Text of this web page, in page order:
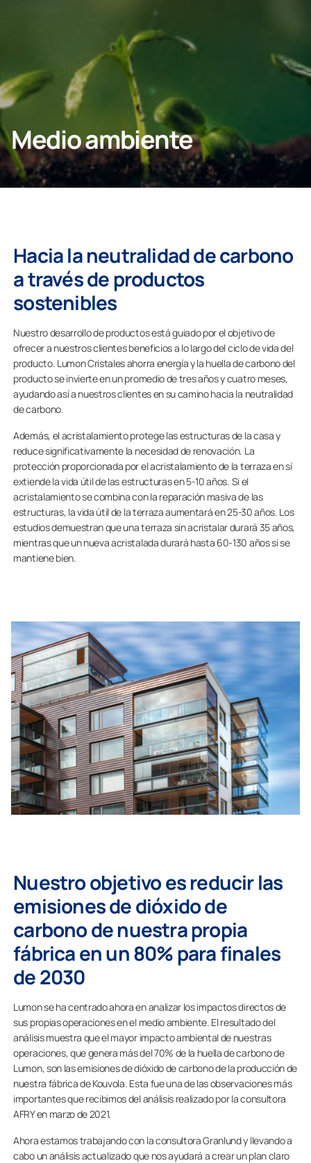
Profesionales
Medio ambiente
Hacia la neutralidad de carbono
a través de productos
sostenibles
Nuestro desarrollo de productos está guiado por el objetivo de
ofrecer a nuestros clientes beneficios a lo largo del ciclo de vida del
producto. Lumon Cristales ahorra energía y la huella de carbono del
producto se invierte en un promedio de tres años y cuatro meses,
ayudando así a nuestros clientes en su camino hacia la neutralidad
de carbono.
Además, el acristalamiento protege las estructuras de la casa y
reduce significativamente la necesidad de renovación. La
protección proporcionada por el acristalamiento de la terraza en sí
extiende la vida útil de las estructuras en 5-10 años. Si el
acristalamiento se combina con la reparación masiva de las
estructuras, la vida útil de la terraza aumentará en 25-30 años. Los
estudios demuestran que una terraza sin acristalar durará 35 años,
mientras que un nueva acristalada durará hasta 60-130 años si se
mantiene bien.
Nuestro objetivo es reducir las
emisiones de dióxido de
carbono de nuestra propia
fábrica en un 80% para finales
de 2030
Lumon se ha centrado ahora en analizar los impactos directos de
sus propias operaciones en el medio ambiente. El resultado del
análisis muestra que el mayor impacto ambiental de nuestras
operaciones, que genera más del 70% de la huella de carbono de
Lumon, son las emisiones de dióxido de carbono de la producción de
nuestra fábrica de Kouvola. Esta fue una de las observaciones más
importantes que recibimos del análisis realizado por la consultora
AFRY en marzo de 2021.
Ahora estamos trabajando con la consultora Granlund y llevando a
cabo un análisis actualizado que nos ayudará a crear un plan claro